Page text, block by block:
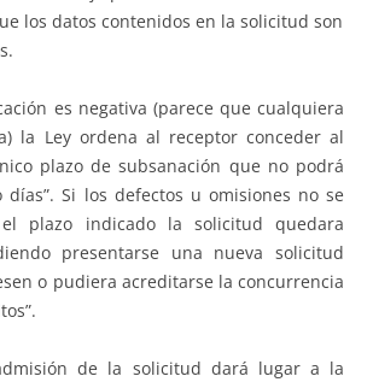
los datos contenidos en la solicitud son
es negativa (parece que cualquiera
la Ley ordena al receptor conceder al
plazo de subsanación que no podrá
días”. Si los defectos u omisiones no se
plazo indicado la solicitud quedara
presentarse una nueva solicitud
o pudiera acreditarse la concurrencia
de la solicitud dará lugar a la